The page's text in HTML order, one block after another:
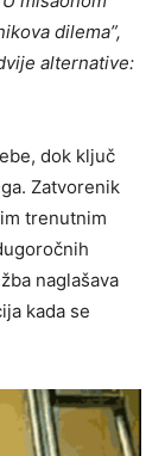
dilema”,
alternative:
dok ključ
Zatvorenik
trenutnim
naglašava
kada se